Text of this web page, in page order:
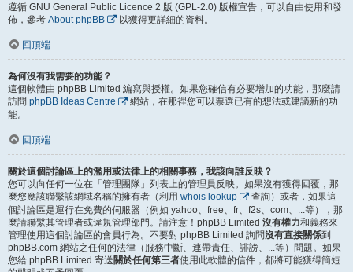
遵循 GNU General Public Licence 2 版 (GPL-2.0) 版權宣告，可以自由使用和發
佈，參考 About phpBB 以獲得更詳細的資料。
回頂端
為何沒有我需要的功能？
這個軟體由 phpBB Limited 編寫與授權。如果您確信有必要增加的功能，那麼請
訪問 phpBB Ideas Centre
網站，在那裡您可以票選已有的想法或建議新的功
能。
回頂端
關於這個討論區上的濫用或法律上的相關事務，我該向誰反映？
您可以向任何一位在「管理團隊」列表上的管理員反映。如果沒有獲得回覆，那
麼您應該聯繫該網域名稱的擁有者（利用 whois lookup
查詢）或者，如果這
個討論區是運行在免費的伺服器（例如 yahoo、free、fr、f2s、com、...等），那
麼請聯繫其管理者或違規管理部門。請注意！phpBB Limited 沒有權力和義務來
管理使用這個討論區的會員行為。不要對 phpBB Limited 詢問沒有直接關係到
phpBB.com 網站之任何的法律（服務中斷、連帶責任、誹謗、...等）問題。如果
您給 phpBB Limited 寄送關於任何第三者使用此軟體的信件，都將可能獲得簡短